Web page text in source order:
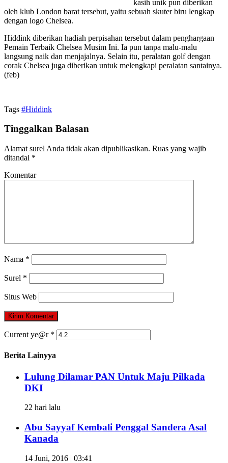
kasih unik pun diberikan
oleh klub London barat tersebut, yaitu sebuah skuter biru lengkap
dengan logo Chelsea.
Hiddink diberikan hadiah perpisahan tersebut dalam penghargaan
Pemain Terbaik Chelsea Musim Ini. Ia pun tanpa malu-malu
langsung naik dan menjajalnya. Selain itu, peralatan golf dengan
corak Chelsea juga diberikan untuk melengkapi peralatan santainya.
(feb)
Tags #Hiddink
Tinggalkan Balasan
Alamat surel Anda tidak akan dipublikasikan. Ruas yang wajib
ditandai *
Komentar
Nama *
Surel *
Situs Web
Current ye@r *
Berita Lainyya
Lulung Dilamar PAN Untuk Maju Pilkada
DKI
22 hari lalu
Abu Sayyaf Kembali Penggal Sandera Asal
Kanada
14 Juni, 2016 | 03:41